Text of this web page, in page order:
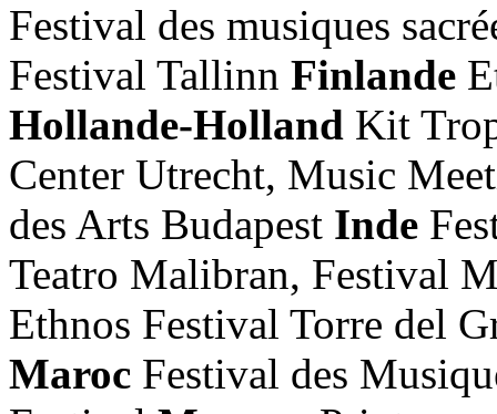
Festival des musiques
Festival Tallinn Finlande
Hollande-Holland Kit
Center Utrecht, Music
des Arts Budapest Inde
Teatro Malibran, Festival
Ethnos Festival Torre del
Maroc Festival des